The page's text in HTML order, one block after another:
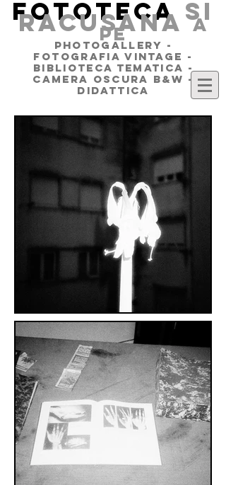
FOTOTECA SI
RACUSANAa
pe
PHOTOGALLERY -
FOTOGRAFIA VINTAGE -
BIBLIOTECA TEMATICA -
CAMERA OSCURA B&W -
DIDATTICA